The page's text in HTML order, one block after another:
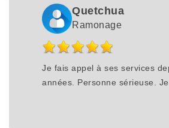
Quetchua
Ramonage
Je fais appel à ses services
années. Personne sérieuse.